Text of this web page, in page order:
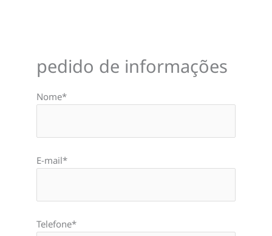
pedido de informações
Nome*
E-mail*
Telefone*